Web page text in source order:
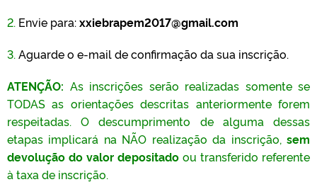
2. Envie para:xxiebrapem2017@gmail.com
3. Aguarde o e-mail de confirmação da sua inscrição.
ATENÇÃO: As inscrições serão realizadas somente se
TODAS as orientações descritas anteriormente forem
respeitadas. O descumprimento de alguma dessas
etapas implicará na NÃO realização da inscrição, sem
devolução do valor depositado ou transferido referente
à taxa de inscrição.